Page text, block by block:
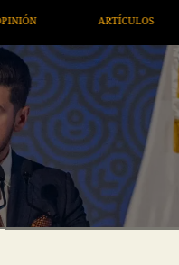
ARTÍCULOS